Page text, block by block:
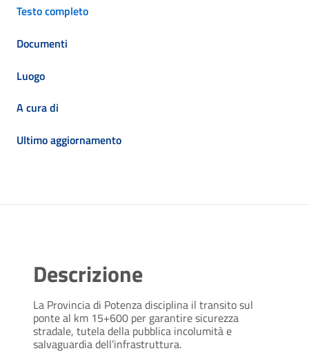
Testo completo
Documenti
Luogo
A cura di
Ultimo aggiornamento
Descrizione
La Provincia di Potenza disciplina il transito sul
ponte al km 15+600 per garantire sicurezza
stradale, tutela della pubblica incolumità e
salvaguardia dell’infrastruttura.